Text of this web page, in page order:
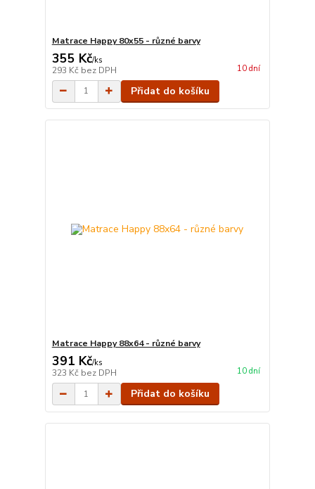
Matrace Happy 80x55 - různé barvy
355 Kč/ks
293 Kč bez DPH 10 dní
Přidat do košíku
Matrace Happy 88x64 - různé barvy
391 Kč/ks
323 Kč bez DPH 10 dní
Přidat do košíku